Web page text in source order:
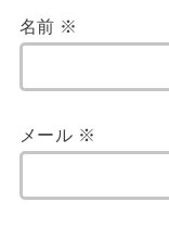
名前 ※
メール ※